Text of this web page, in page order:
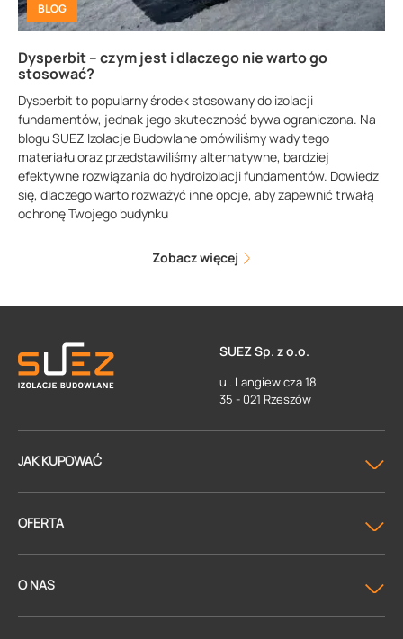
BLOG
Dysperbit – czym jest i dlaczego nie warto go
stosować?
Dysperbit to popularny środek stosowany do izolacji
fundamentów, jednak jego skuteczność bywa ograniczona. Na
blogu SUEZ Izolacje Budowlane omówiliśmy wady tego
materiału oraz przedstawiliśmy alternatywne, bardziej
efektywne rozwiązania do hydroizolacji fundamentów. Dowiedz
się, dlaczego warto rozważyć inne opcje, aby zapewnić trwałą
ochronę Twojego budynku
Zobacz więcej
SUEZ Sp. z o.o.
ul. Langiewicza 18
35 - 021 Rzeszów
JAK KUPOWAĆ
OFERTA
O NAS